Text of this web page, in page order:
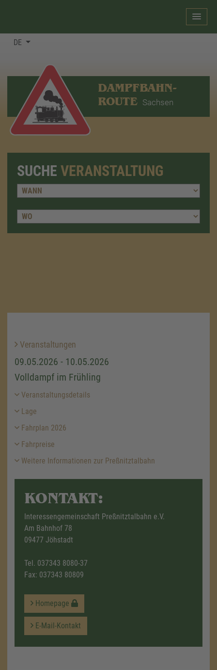
DE
DAMPFBAHN-
ROUTE Sachsen
SUCHE VERANSTALTUNG
Veranstaltungen
09.05.2026 - 10.05.2026
Volldampf im Frühling
Veranstaltungsdetails
Lage
Fahrplan 2026
Fahrpreise
Weitere Informationen zur Preßnitztalbahn
KONTAKT:
Interessengemeinschaft Preßnitztalbahn e.V.
Am Bahnhof 78
09477 Jöhstadt
Tel. 037343 8080-37
Fax: 037343 80809
Homepage
E-Mail-Kontakt